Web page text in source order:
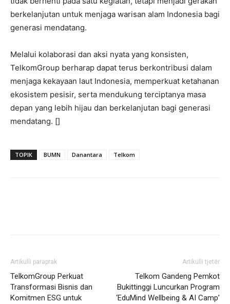
berkelanjutan untuk menjaga warisan alam Indonesia bagi
generasi mendatang.
Melalui kolaborasi dan aksi nyata yang konsisten,
TelkomGroup berharap dapat terus berkontribusi dalam
menjaga kekayaan laut Indonesia, memperkuat ketahanan
ekosistem pesisir, serta mendukung terciptanya masa
depan yang lebih hijau dan berkelanjutan bagi generasi
mendatang. []
TOPIK BUMN Danantara Telkom
Artikulli paraprak
TelkomGroup Perkuat
Transformasi Bisnis dan
Komitmen ESG untuk
Artikulli tjetër
Telkom Gandeng Pemkot
Bukittinggi Luncurkan Program
‘EduMind Wellbeing & AI Camp’